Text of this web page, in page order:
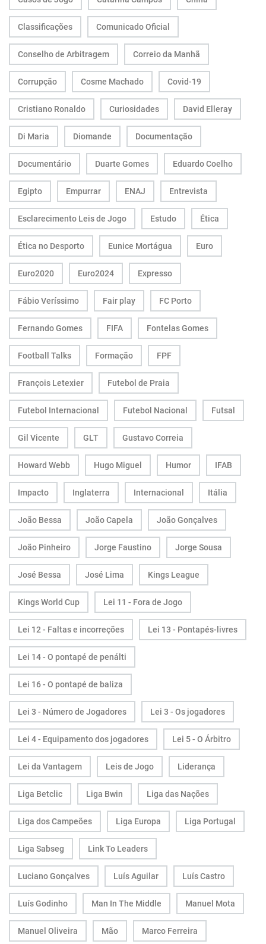
Classificações Comunicado Oficial
Conselho de Arbitragem Correio da Manhã
Corrupção Cosme Machado Covid-19
Cristiano Ronaldo Curiosidades David Elleray
Di Maria Diomande Documentação
Documentário Duarte Gomes Eduardo Coelho
Egipto Empurrar ENAJ Entrevista
Esclarecimento Leis de Jogo Estudo Ética
Ética no Desporto Eunice Mortágua Euro
Euro2020 Euro2024 Expresso
Fábio Veríssimo Fair play FC Porto
Fernando Gomes FIFA Fontelas Gomes
Football Talks Formação FPF
François Letexier Futebol de Praia
Futebol Internacional Futebol Nacional Futsal
Gil Vicente GLT Gustavo Correia
Howard Webb Hugo Miguel Humor IFAB
Impacto Inglaterra Internacional Itália
João Bessa João Capela João Gonçalves
João Pinheiro Jorge Faustino Jorge Sousa
José Bessa José Lima Kings League
Kings World Cup Lei 11 - Fora de Jogo
Lei 12 - Faltas e incorreções Lei 13 - Pontapés-livres
Lei 14 - O pontapé de penálti
Lei 16 - O pontapé de baliza
Lei 3 - Número de Jogadores Lei 3 - Os jogadores
Lei 4 - Equipamento dos jogadores Lei 5 - O Árbitro
Lei da Vantagem Leis de Jogo Liderança
Liga Betclic Liga Bwin Liga das Nações
Liga dos Campeões Liga Europa Liga Portugal
Liga Sabseg Link To Leaders
Luciano Gonçalves Luís Aguilar Luís Castro
Luís Godinho Man In The Middle Manuel Mota
Manuel Oliveira Mão Marco Ferreira